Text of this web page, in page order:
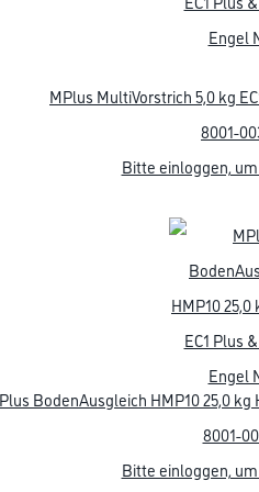
MPlus MultiVorstrich 5,0 kg
8001-
Bitte einloggen,
BodenAusgleich HMP10 25,0
8001-
Bitte einloggen,